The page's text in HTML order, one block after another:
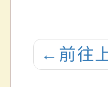
辦理「
令營」
章，請
← 前往